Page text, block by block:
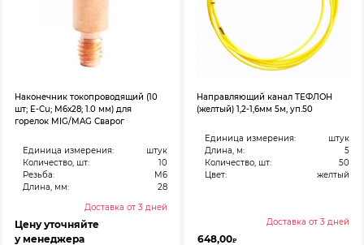
Наконечник токопроводящий (10
шт; E-Cu; М6х28; 1.0 мм) для
горелок MIG/MAG Сварог
Единица измерения:
штук
Количество, шт:
10
Резьба:
M6
Длина, мм:
28
Доставка от 3 дней
Цену уточняйте
у менеджера
Направляющий канал ТЕФЛОН
(желтый) 1,2-1,6мм 5м, уп.50
Единица измерения:
штук
Длина, м:
5
Количество, шт:
50
Цвет:
желтый
Доставка от 3 дней
648,00₽